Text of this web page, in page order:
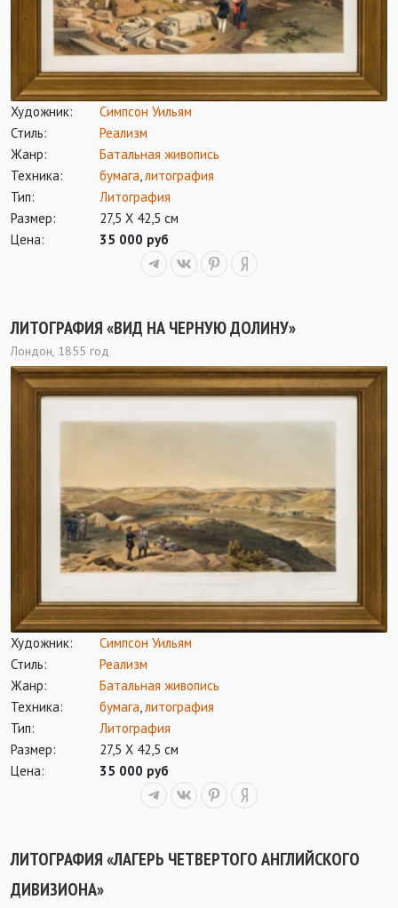
Художник:
Симпсон Уильям
Стиль:
Реализм
Жанр:
Батальная живопись
Техника:
бумага литография
Тип:
Литография
Размер:
27,5 Х 42,5 см
Цена:
35 000 руб
ЛИТОГРАФИЯ «ВИД НА ЧЕРНУЮ ДОЛИНУ»
Лондон, 1855 год
Художник:
Симпсон Уильям
Стиль:
Реализм
Жанр:
Батальная живопись
Техника:
бумага литография
Тип:
Литография
Размер:
27,5 Х 42,5 см
Цена:
35 000 руб
ЛИТОГРАФИЯ «ЛАГЕРЬ ЧЕТВЕРТОГО АНГЛИЙСКОГО
ДИВИЗИОНА»